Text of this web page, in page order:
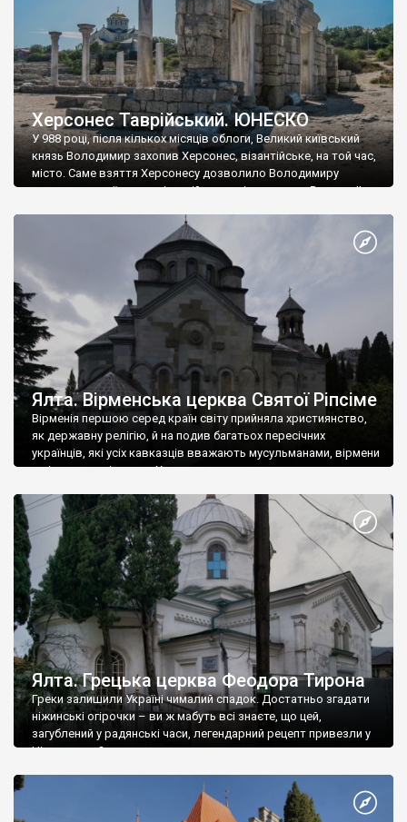
Херсонес Таврійський. ЮНЕСКО
У 988 році, після кількох місяців облоги, Великий київський
князь Володимир захопив Херсонес, візантійське, на той час,
місто. Саме взяття Херсонесу дозволило Володимиру
диктувати свої умови візантійському імператору Василю ІІ, та
Херсонесі Володимир-язичник, став Василем-християнином.
А потім було Хрещення Русі. На честь Херсонесу Таврійського
Ялта. Вірменська церква Святої Ріпсіме
Вірменія першою серед країн світу прийняла християнство,
як державну релігію, й на подив багатьох пересічних
українців, які усіх кавказців вважають мусульманами, вірмени
є відданими вірянами Христа
Ялта. Грецька церква Феодора Тирона
Греки залишили Україні чималий спадок. Достатньо згадати
ніжинські огірочки – ви ж мабуть всі знаєте, що цей,
загублений у радянські часи, легендарний рецепт привезли у
Ніжин греки?